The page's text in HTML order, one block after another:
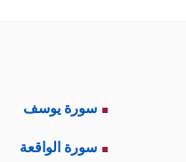
سورة يوسف
سورة الواقعة